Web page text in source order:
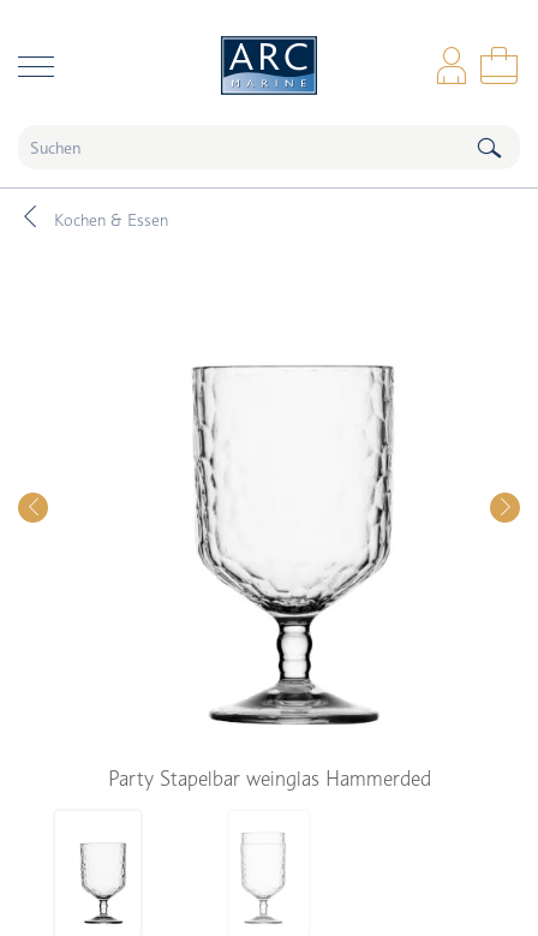
Kochen & Essen
Party Stapelbar weinglas Hammerded